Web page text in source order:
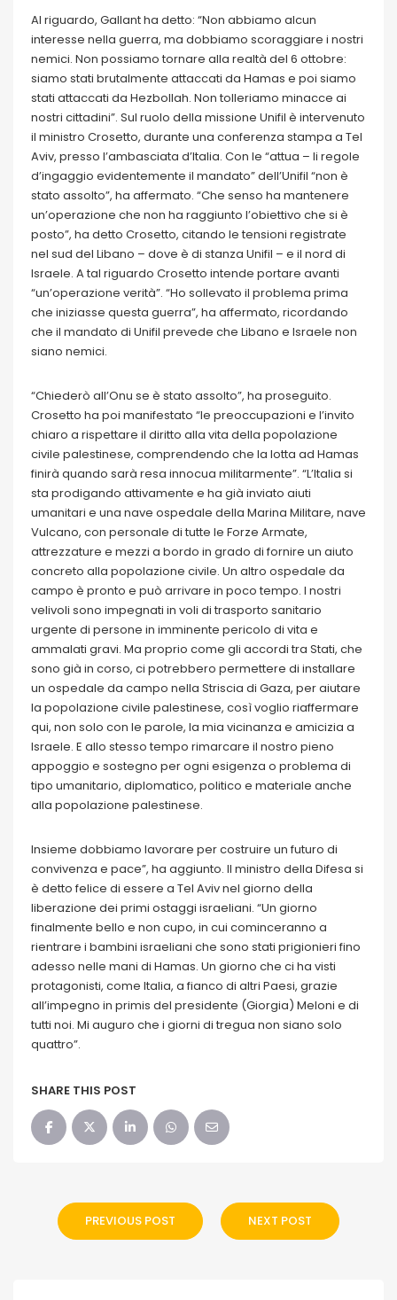
Al riguardo, Gallant ha detto: “Non abbiamo alcun
interesse nella guerra, ma dobbiamo scoraggiare i nostri
nemici. Non possiamo tornare alla realtà del 6 ottobre:
siamo stati brutalmente attaccati da Hamas e poi siamo
stati attaccati da Hezbollah. Non tolleriamo minacce ai
nostri cittadini”. Sul ruolo della missione Unifil è intervenuto
il ministro Crosetto, durante una conferenza stampa a Tel
Aviv, presso l’ambasciata d’Italia. Con le “attua – li regole
d’ingaggio evidentemente il mandato” dell’Unifil “non è
stato assolto”, ha affermato. “Che senso ha mantenere
un’operazione che non ha raggiunto l’obiettivo che si è
posto”, ha detto Crosetto, citando le tensioni registrate
nel sud del Libano – dove è di stanza Unifil – e il nord di
Israele. A tal riguardo Crosetto intende portare avanti
“un’operazione verità”. “Ho sollevato il problema prima
che iniziasse questa guerra”, ha affermato, ricordando
che il mandato di Unifil prevede che Libano e Israele non
siano nemici.
“Chiederò all’Onu se è stato assolto”, ha proseguito.
Crosetto ha poi manifestato “le preoccupazioni e l’invito
chiaro a rispettare il diritto alla vita della popolazione
civile palestinese, comprendendo che la lotta ad Hamas
finirà quando sarà resa innocua militarmente”. “L’Italia si
sta prodigando attivamente e ha già inviato aiuti
umanitari e una nave ospedale della Marina Militare, nave
Vulcano, con personale di tutte le Forze Armate,
attrezzature e mezzi a bordo in grado di fornire un aiuto
concreto alla popolazione civile. Un altro ospedale da
campo è pronto e può arrivare in poco tempo. I nostri
velivoli sono impegnati in voli di trasporto sanitario
urgente di persone in imminente pericolo di vita e
ammalati gravi. Ma proprio come gli accordi tra Stati, che
sono già in corso, ci potrebbero permettere di installare
un ospedale da campo nella Striscia di Gaza, per aiutare
la popolazione civile palestinese, così voglio riaffermare
qui, non solo con le parole, la mia vicinanza e amicizia a
Israele. E allo stesso tempo rimarcare il nostro pieno
appoggio e sostegno per ogni esigenza o problema di
tipo umanitario, diplomatico, politico e materiale anche
alla popolazione palestinese.
Insieme dobbiamo lavorare per costruire un futuro di
convivenza e pace”, ha aggiunto. Il ministro della Difesa si
è detto felice di essere a Tel Aviv nel giorno della
liberazione dei primi ostaggi israeliani. “Un giorno
finalmente bello e non cupo, in cui cominceranno a
rientrare i bambini israeliani che sono stati prigionieri fino
adesso nelle mani di Hamas. Un giorno che ci ha visti
protagonisti, come Italia, a fianco di altri Paesi, grazie
all’impegno in primis del presidente (Giorgia) Meloni e di
tutti noi. Mi auguro che i giorni di tregua non siano solo
quattro”.
SHARE THIS POST
PREVIOUS POST NEXT POST